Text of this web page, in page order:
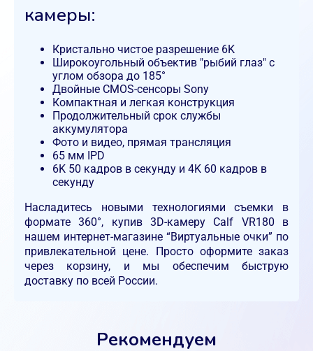
камеры:
Кристально чистое разрешение 6K
Широкоугольный объектив "рыбий глаз" с
углом обзора до 185°
Двойные CMOS-сенсоры Sony
Компактная и легкая конструкция
Продолжительный срок службы
аккумулятора
Фото и видео, прямая трансляция
65 мм IPD
6K 50 кадров в секунду и 4K 60 кадров в
секунду
Насладитесь новыми технологиями съемки в
формате 360°, купив 3D-камеру Calf VR180 в
нашем интернет-магазине “Виртуальные очки” по
привлекательной цене. Просто оформите заказ
через корзину, и мы обеспечим быструю
доставку по всей России.
Рекомендуем